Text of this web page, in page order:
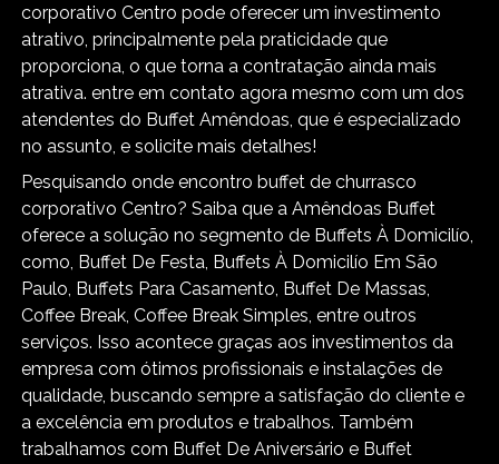
corporativo Centro pode oferecer um investimento
atrativo, principalmente pela praticidade que
proporciona, o que torna a contratação ainda mais
atrativa. entre em contato agora mesmo com um dos
atendentes do Buffet Amêndoas, que é especializado
no assunto, e solicite mais detalhes!
Pesquisando onde encontro buffet de churrasco
corporativo Centro? Saiba que a Amêndoas Buffet
oferece a solução no segmento de Buffets À Domicilío,
como, Buffet De Festa, Buffets À Domicilío Em São
Paulo, Buffets Para Casamento, Buffet De Massas,
Coffee Break, Coffee Break Simples, entre outros
serviços. Isso acontece graças aos investimentos da
empresa com ótimos profissionais e instalações de
qualidade, buscando sempre a satisfação do cliente e
a excelência em produtos e trabalhos. Também
trabalhamos com Buffet De Aniversário e Buffet